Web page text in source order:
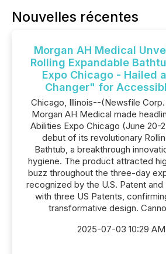
Nouvelles récentes
Morgan AH Medical
Rolling Expandable
Expo Chicago - Hailed
Changer" for
Chicago, Illinois--(Newsfile
Morgan AH Medical made
Abilities Expo Chicago (June 20-
debut of its revolutionary
Bathtub, a breakthrough
hygiene. The product attracted
buzz throughout the three-day
recognized by the U.S. Patent
with three US Patents,
transformative design.
2025-07-03 10:29